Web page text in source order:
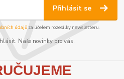
Přihlásit se
údajůza účelem rozesílky newsletteru.
Naše novinky pro vás.